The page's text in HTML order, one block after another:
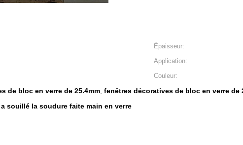
Épaisseur:
Application:
Couleur:
de bloc en verre de 25.4mm, fenêtres décoratives de bloc en verre de
souillé la soudure faite main en verre